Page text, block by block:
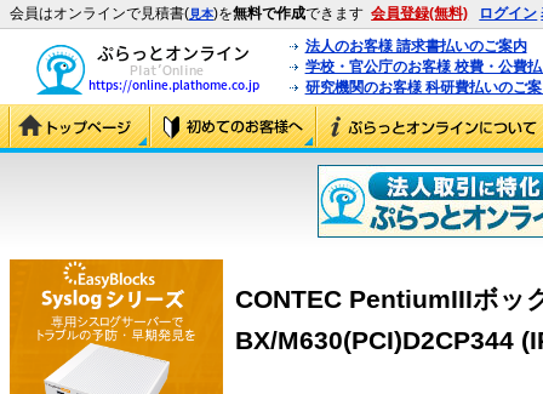
会員はオンラインで見積書(見本)を無料で作成できます 会員登録(無料) ログイン
法人のお客様 請求書払いのご案内
学校・官公庁のお客様 校費・公費
研究機関のお客様 科研費払いのご
CONTEC PentiumIIIボッ
BX/M630(PCI)D2CP344